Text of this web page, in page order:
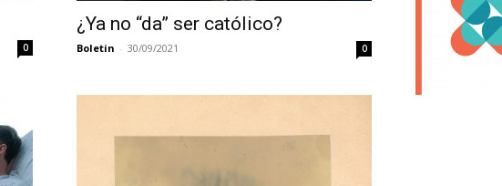
0
¿Ya no “da” ser católico?
Boletin - 30/09/2021 0